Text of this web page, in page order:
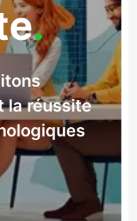
.
la réussite